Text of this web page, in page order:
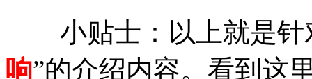
小贴士：以上就是针
响”的介绍内容。看到这